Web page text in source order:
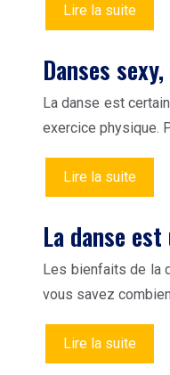
Lire la suite
Danses
La danse est
exercice physique.
Lire la suite
La danse
Les bienfaits de la
vous savez
Lire la suite